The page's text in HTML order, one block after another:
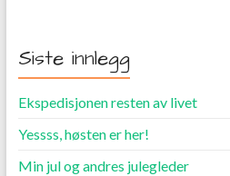
Siste innlegg
Ekspedisjonen resten av livet
Yessss, høsten er her!
Min jul og andres julegleder